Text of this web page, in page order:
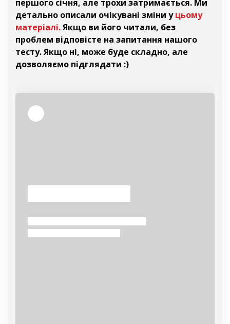
першого січня, але трохи затримається. Ми
детально описали очікувані зміни уцьому
матеріалі.Якщо ви його читали, без
проблем відповісте на запитання нашого
тесту. Якщо ні, може буде складно, але
дозволяємо підглядати :)